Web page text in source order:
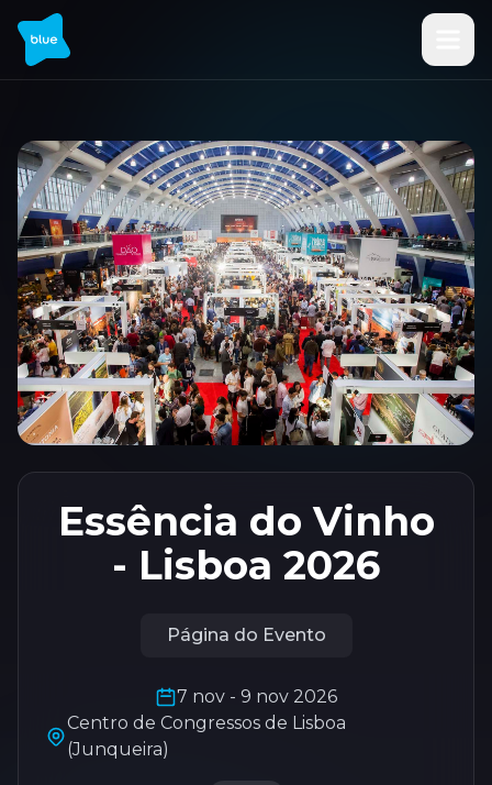
Essência do Vinho
- Lisboa 2026
Página do Evento
7 nov - 9 nov 2026
Centro de Congressos de Lisboa
(Junqueira)